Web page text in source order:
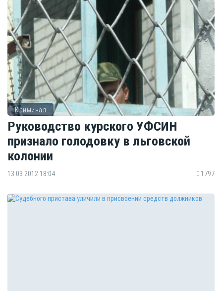
Криминал
Руководство курского УФСИН
признало голодовку в льговской
колонии
13.03.2012 18:04 1797